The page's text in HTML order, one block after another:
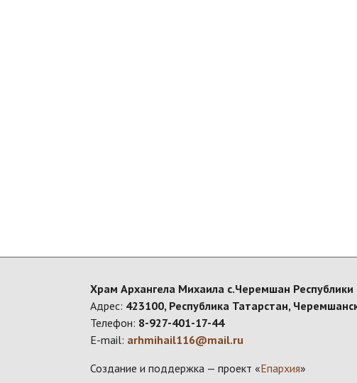
Храм Архангела Михаила с.Черемшан Республики
Адрес: 423100, Республика Татарстан,
Телефон: 8-927-401-17-44
E-mail: arhmihail116@mail.ru
Создание и поддержка — проект «Епархия»